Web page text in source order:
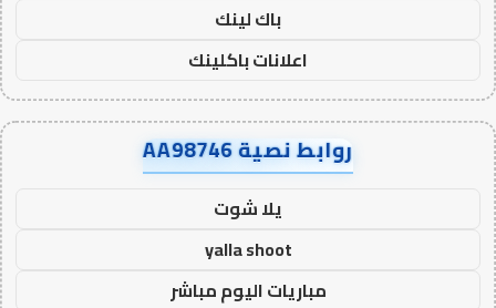
باك لينك
اعلانات باكلينك
روابط نصية AA98746
يلا شوت
yalla shoot
مباريات اليوم مباشر